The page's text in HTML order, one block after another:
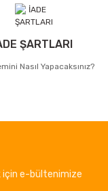
ŞARTLARI
Nasıl Yapacaksınız?
için e-bültenimize